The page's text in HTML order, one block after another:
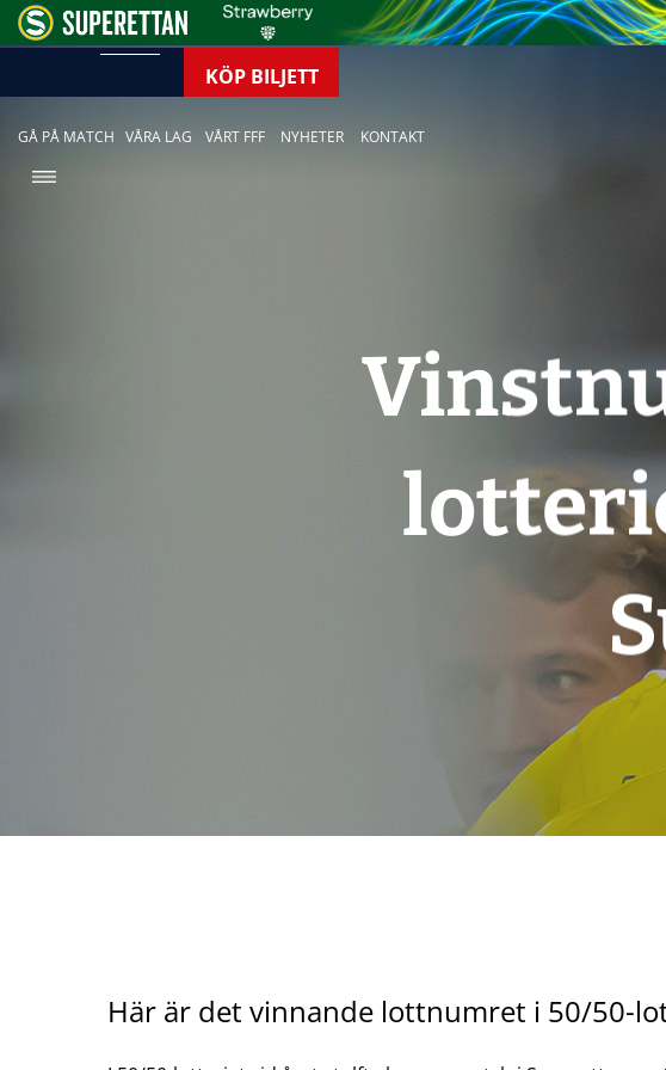
KÖP BILJETT
GÅ PÅ MATCH VÅRA LAG VÅRT FFF NYHETER KONTAKT
Här är det vinnande lottnumret i 50/50-